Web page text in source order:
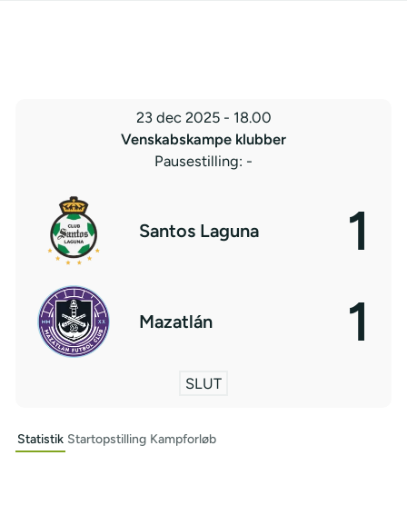
23 dec 2025 - 18.00
Venskabskampe klubber
Pausestilling: -
Santos Laguna 1
Mazatlán 1
SLUT
Statistik Startopstilling Kampforløb